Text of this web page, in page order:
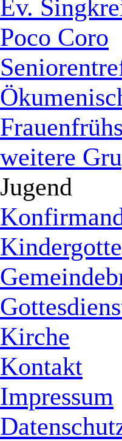
Ev.
Poco Coro
weitere
Jugend
Kirche
Kontakt
Impressum